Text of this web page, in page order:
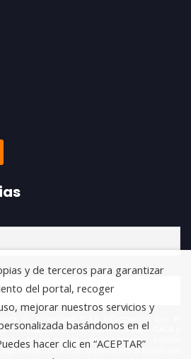
datos es FUNDACIÓN ANTONIO GALA y
de las suscripciones a nuestro boletín
para este tratamiento a través del
y de terceros para garantizar
del portal, recoger
mejorar nuestros servicios y
basándonos en el
hacer clic en “ACEPTAR”